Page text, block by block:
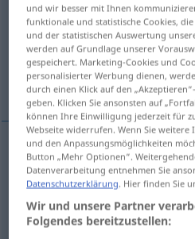
Übersicht aller
(Für mehr Details die Übersetzung
hubovat, láteřit
hubovat(gegen AKKna AKK)
láteřit(gegen AKK na AKK)
und wir besser mit Ihnen
funktionale und statistische Cookies,
und der statistischen Auswertung
werden auf Grundlage unserer
gespeichert. Marketing-Cookies und
personalisierter Werbung dienen,
durch einen Klick auf den
geben. Klicken Sie ansonsten auf
können Ihre Einwilligung jederzeit für
Webseite widerrufen. Wenn Sie
und den Anpassungsmöglichkeiten
Button „Mehr Optionen“.
Datenverarbeitung entnehmen Sie
Datenschutzerklärung. Hier finden Sie
Wir und unsere Partner
Folgendes bereitzustellen: